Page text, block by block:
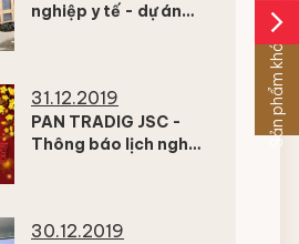
nghiệp y tế - dự án
31.12.2019
PAN TRADIG JSC -
Thông báo lịch nghỉ
30.12.2019
arrow_forward_ios
Sản phẩm khác